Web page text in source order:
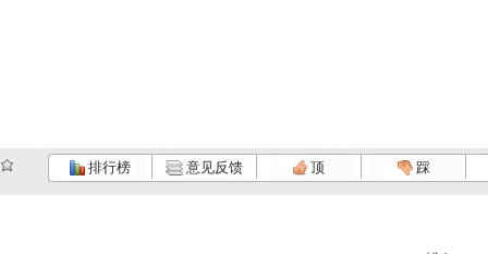
排行榜 意见反馈 顶 踩